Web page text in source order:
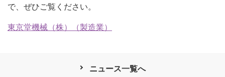
で、ぜひご覧ください。
東京堂機械（株）（製造業）
ニュース一覧へ